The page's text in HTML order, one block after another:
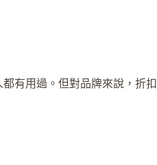
有用過。但對品牌來說，折